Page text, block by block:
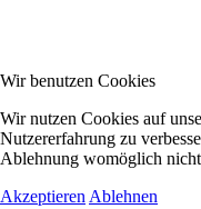
Wir benutzen Cookies
Wir nutzen Cookies auf
Nutzererfahrung zu
Ablehnung womöglich
Akzeptieren Ablehnen